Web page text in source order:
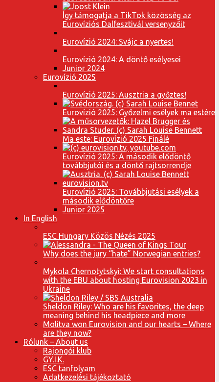
Így támogatja a TikTok közösség az
Eurovíziós Dalfesztivál versenyzőit
Eurovízió 2024: Svájc a nyertes!
Eurovízió 2024: A döntő esélyesei
Junior 2024
Eurovízió 2025
Eurovízió 2025: Ausztria a győztes!
Eurovízió 2025: Győzelmi esélyek ma estére
Ma este: Eurovízió 2025 Finálé
Eurovízió 2025: A második elődöntő
továbbjutói és a döntő rajtsorrendje
Eurovízió 2025: Továbbjutási esélyek a
második elődöntőre
Junior 2025
In English
ESC Hungary Közös Nézés 2025
Why does the jury “hate” Norwegian entries?
Mykola Chernotytskyi: We start consultations
with the EBU about hosting Eurovision 2023 in
Ukraine
Sheldon Riley: Who are his favorites, the deep
meaning behind his headpiece and more
Molitva won Eurovision and our hearts – Where
are they now?
Rólunk – About us
Rajongói klub
GY.I.K.
ESC tanfolyam
Adatkezelési tájékoztató